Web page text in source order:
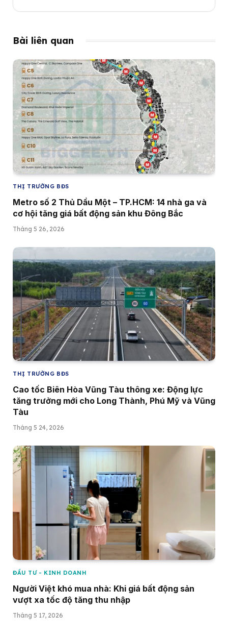
Bài liên quan
THỊ TRƯỜNG BĐS
Metro số 2 Thủ Dầu Một – TP.HCM: 14 nhà ga và
cơ hội tăng giá bất động sản khu Đông Bắc
Tháng 5 26, 2026
THỊ TRƯỜNG BĐS
Cao tốc Biên Hòa Vũng Tàu thông xe: Động lực
tăng trưởng mới cho Long Thành, Phú Mỹ và Vũng
Tàu
Tháng 5 24, 2026
ĐẦU TƯ - KINH DOANH
Người Việt khó mua nhà: Khi giá bất động sản
vượt xa tốc độ tăng thu nhập
Tháng 5 17, 2026